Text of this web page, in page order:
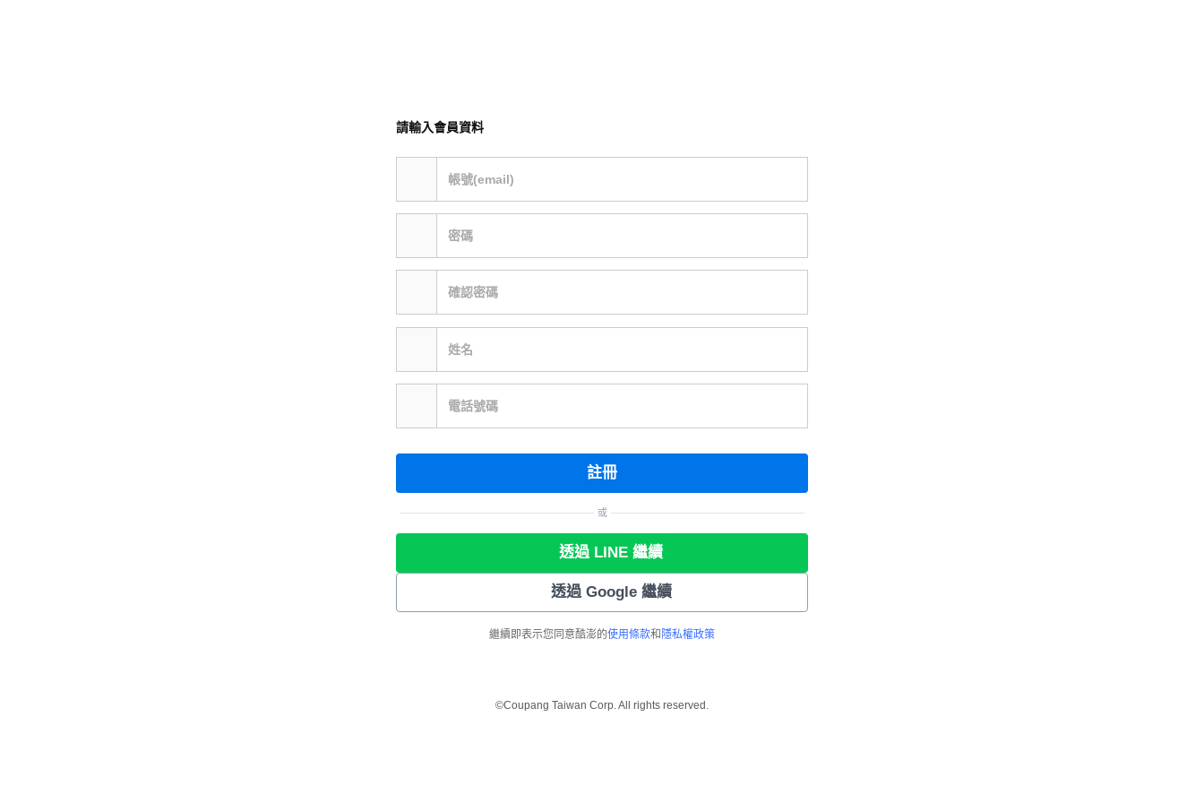
請輸入會員資料
帳號(email)
密碼
確認密碼
姓名
電話號碼
註冊
或
透過 LINE 繼續
透過 Google 繼續
繼續即表示您同意酷澎的使用條款和 隱私權政策
©Coupang Taiwan Corp. All rights reserved.